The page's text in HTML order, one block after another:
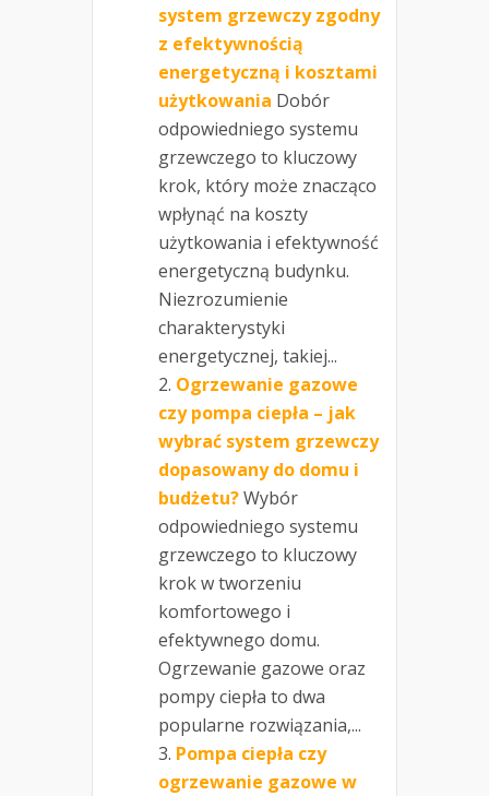
system grzewczy zgodny
z efektywnością
energetyczną i kosztami
użytkowania Dobór
odpowiedniego systemu
grzewczego to kluczowy
krok, który może znacząco
wpłynąć na koszty
użytkowania i efektywność
energetyczną budynku.
Niezrozumienie
charakterystyki
energetycznej, takiej...
Ogrzewanie gazowe
czy pompa ciepła – jak
wybrać system grzewczy
dopasowany do domu i
budżetu?Wybór
odpowiedniego systemu
grzewczego to kluczowy
krok w tworzeniu
komfortowego i
efektywnego domu.
Ogrzewanie gazowe oraz
pompy ciepła to dwa
popularne rozwiązania,...
Pompa ciepła czy
ogrzewanie gazowe w